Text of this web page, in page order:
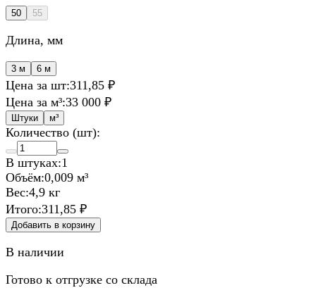
50 55
Длина, мм
3 м 6 м
Цена за шт:311,85 ₽
Цена за м³:33 000 ₽
Штуки м³
Количество (шт):
В штуках:1
Объём:0,009 м³
Вес:4,9 кг
Итого:311,85 ₽
Добавить в корзину
В наличии
Готово к отгрузке со склада